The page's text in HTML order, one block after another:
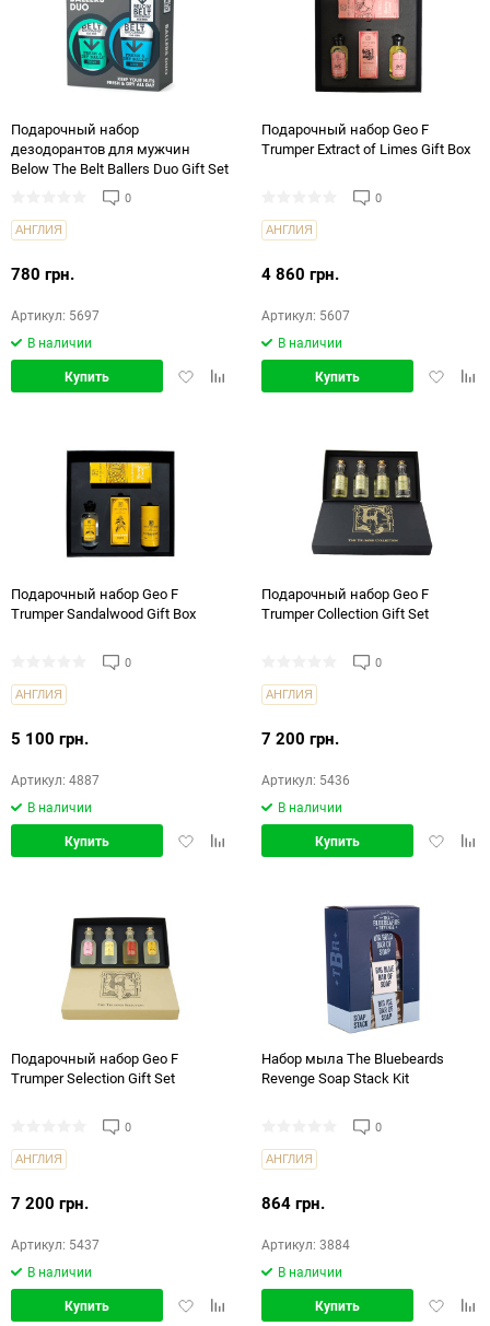
Подарочный набор
дезодорантов для мужчин
Below The Belt Ballers Duo Gift Set
0
АНГЛИЯ
780 грн.
Артикул: 5697
В наличии
ДобавитьДобавить
Купить
Подарочный набор Geo F
Trumper Extract of Limes Gift Box
0
АНГЛИЯ
4 860 грн.
Артикул: 5607
В наличии
Купить
Подарочный набор Geo F
Trumper Sandalwood Gift Box
0
АНГЛИЯ
5 100 грн.
Артикул: 4887
В наличии
ДобавитьДобавить
Купить
Подарочный набор Geo F
Trumper Collection Gift Set
0
АНГЛИЯ
7 200 грн.
Артикул: 5436
В наличии
Купить
Подарочный набор Geo F
Trumper Selection Gift Set
0
АНГЛИЯ
7 200 грн.
Артикул: 5437
В наличии
ДобавитьДобавить
Купить
Набор мыла The Bluebeards
Revenge Soap Stack Kit
0
АНГЛИЯ
864 грн.
Артикул: 3884
В наличии
Купить